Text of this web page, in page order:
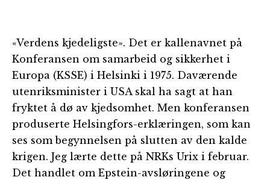
«Verdens kjedeligste». Det er kallenavnet på
Konferansen om samarbeid og sikkerhet i
Europa (KSSE) i Helsinki i 1975. Daværende
utenriksminister i USA skal ha sagt at han
fryktet å dø av kjedsomhet. Men konferansen
produserte Helsingfors-erklæringen, som kan
ses som begynnelsen på slutten av den kalde
krigen. Jeg lærte dette på NRKs Urix i februar.
Det handlet om Epstein-avsløringene og